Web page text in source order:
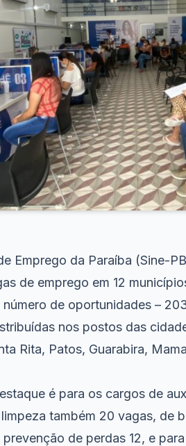
Emprego da Paraíba (Sine-
de emprego em 12
de oportunidades –
nos postos das
Rita, Patos, Guarabira,
é para os cargos de
também 20 vagas, de
de perdas 12, e